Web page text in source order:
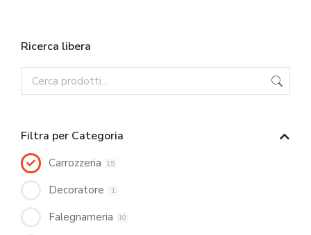
Ricerca libera
Filtra per Categoria
Carrozzeria 15
Decoratore 1
Falegnameria 10